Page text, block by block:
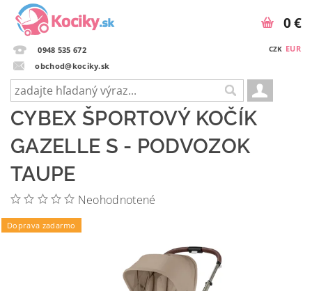
0948 535 672
obchod@kociky.sk
CZK EUR
0 €
CYBEX ŠPORTOVÝ KOČÍK
GAZELLE S - PODVOZOK
TAUPE
Neohodnotené
Doprava zadarmo